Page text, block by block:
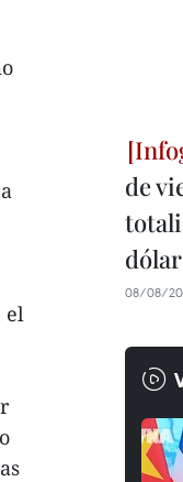
el
de
08/08/